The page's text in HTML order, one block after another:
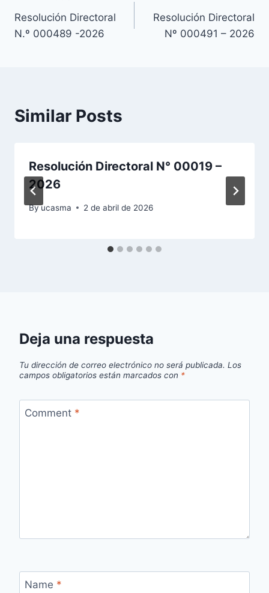
de
Resolución Directoral
N.º 000489 -2026
Resolución Directoral
Nº 000491 – 2026
Similar Posts
Resolución Directoral N° 00019 –
2026
Byucasma 2 de abril de 2026
Deja una respuesta
Tu dirección de correo electrónico no será publicada. Los
campos obligatorios están marcados con *
Comment *
Name *